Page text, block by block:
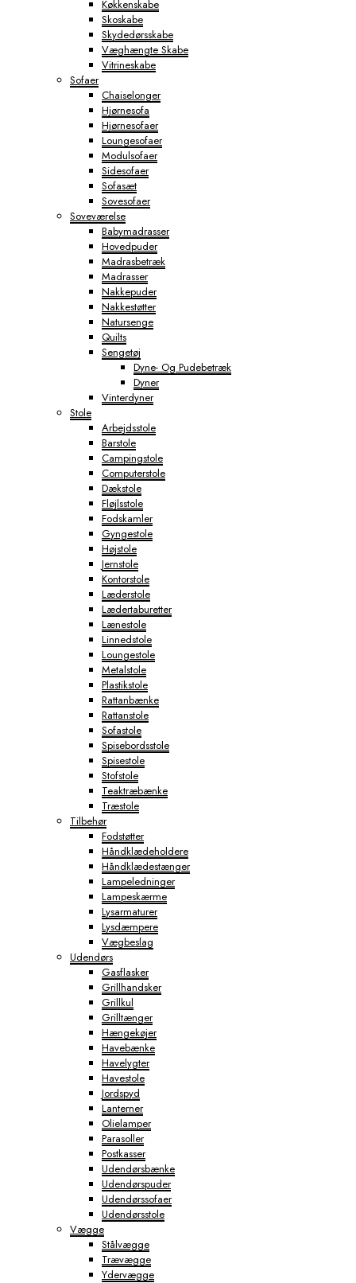
Køkkenskabe
Skoskabe
Skydedørsskabe
Væghængte Skabe
Vitrineskabe
Sofaer
Chaiselonger
Hjørnesofa
Hjørnesofaer
Loungesofaer
Modulsofaer
Sidesofaer
Sofasæt
Sovesofaer
Soveværelse
Babymadrasser
Hovedpuder
Madrasbetræk
Madrasser
Nakkepuder
Nakkestøtter
Natursenge
Quilts
Sengetøj
Dyne- Og Pudebetræk
Dyner
Vinterdyner
Stole
Arbejdsstole
Barstole
Campingstole
Computerstole
Dækstole
Fløjlsstole
Fodskamler
Gyngestole
Højstole
Jernstole
Kontorstole
Læderstole
Lædertaburetter
Lænestole
Linnedstole
Loungestole
Metalstole
Plastikstole
Rattanbænke
Rattanstole
Sofastole
Spisebordsstole
Spisestole
Stofstole
Teaktræbænke
Træstole
Tilbehør
Fodstøtter
Håndklædeholdere
Håndklædestænger
Lampeledninger
Lampeskærme
Lysarmaturer
Lysdæmpere
Vægbeslag
Udendørs
Gasflasker
Grillhandsker
Grillkul
Grilltænger
Hængekøjer
Havebænke
Havelygter
Havestole
Jordspyd
Lanterner
Olielamper
Parasoller
Postkasser
Udendørsbænke
Udendørspuder
Udendørssofaer
Udendørsstole
Vægge
Stålvægge
Trævægge
Ydervægge